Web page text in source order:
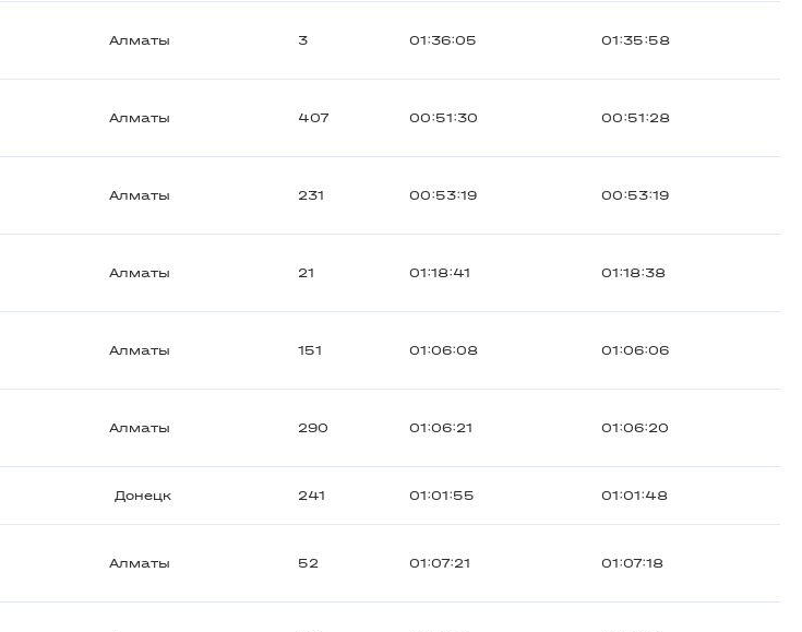
Алматы 3 01:36:05 01:35:58
Алматы 407 00:51:30 00:51:28
Алматы 231 00:53:19 00:53:19
Алматы 21 01:18:41 01:18:38
Алматы 151 01:06:08 01:06:06
Алматы 290 01:06:21 01:06:20
Донецк 241 01:01:55 01:01:48
Алматы 52 01:07:21 01:07:18